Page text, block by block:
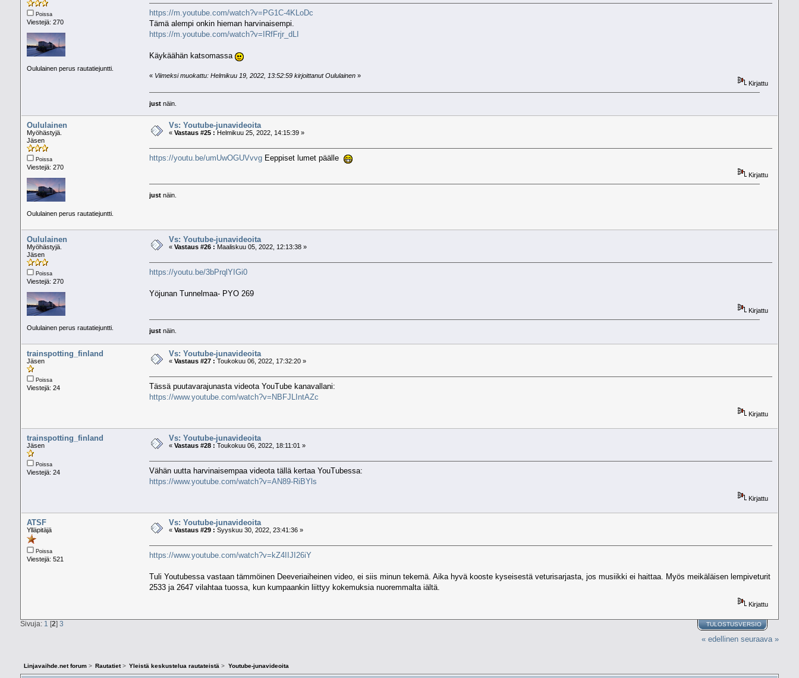
Poissa
Viestejä: 270
Oululainen perus rautatiejuntti.
https://m.youtube.com/watch?v=PG1C-4KLoDc
Tämä alempi onkin hieman harvinaisempi.
https://m.youtube.com/watch?v=IRfFrjr_dLI
Käykäähän katsomassa
« Viimeksi muokattu: Helmikuu 19, 2022, 13:52:59 kirjoittanut Oululainen »
Kirjattu
just näin.
Oululainen
Myöhästyjä.
Jäsen
Poissa
Viestejä: 270
Oululainen perus rautatiejuntti.
Vs: Youtube-junavideoita
« Vastaus #25 : Helmikuu 25, 2022, 14:15:39 »
https://youtu.be/umUwOGUVvvg Eeppiset lumet päälle
Kirjattu
just näin.
Oululainen
Myöhästyjä.
Jäsen
Poissa
Viestejä: 270
Oululainen perus rautatiejuntti.
Vs: Youtube-junavideoita
« Vastaus #26 : Maaliskuu 05, 2022, 12:13:38 »
https://youtu.be/3bPrqlYIGi0
Yöjunan Tunnelmaa- PYO 269
Kirjattu
just näin.
trainspotting_finland
Jäsen
Poissa
Viestejä: 24
Vs: Youtube-junavideoita
« Vastaus #27 : Toukokuu 06, 2022, 17:32:20 »
Tässä puutavarajunasta videota YouTube kanavallani:
https://www.youtube.com/watch?v=NBFJLIntAZc
Kirjattu
trainspotting_finland
Jäsen
Poissa
Viestejä: 24
Vs: Youtube-junavideoita
« Vastaus #28 : Toukokuu 06, 2022, 18:11:01 »
Vähän uutta harvinaisempaa videota tällä kertaa YouTubessa:
https://www.youtube.com/watch?v=AN89-RiBYls
Kirjattu
ATSF
Ylläpitäjä
Poissa
Viestejä: 521
Vs: Youtube-junavideoita
« Vastaus #29 : Syyskuu 30, 2022, 23:41:36 »
https://www.youtube.com/watch?v=kZ4IIJI26iY
Tuli Youtubessa vastaan tämmöinen Deeveriaiheinen video, ei siis minun tekemä. Aika hyvä kooste kyseisestä veturisarjasta, jos musiikki ei haittaa. Myös meikäläisen lempiveturit
2533 ja 2647 vilahtaa tuossa, kun kumpaankin liittyy kokemuksia nuoremmalta iältä.
Kirjattu
TULOSTUSVERSIO
Sivuja: 1 [2] 3
« edellinen seuraava »
Linjavaihde.net forum > Rautatiet> Yleistä keskustelua rautateistä > Youtube-junavideoita